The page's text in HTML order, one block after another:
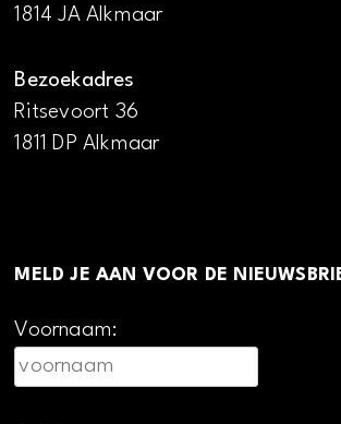
1814 JA Alkmaar
Bezoekadres
Ritsevoort 36
1811 DP Alkmaar
MELD JE AAN VOOR DE
Voornaam: